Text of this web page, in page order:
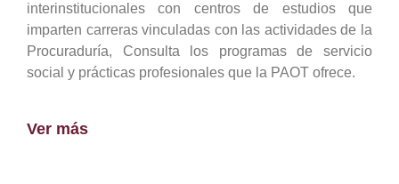
interinstitucionales con centros de estudios que
imparten carreras vinculadas con las actividades de la
Procuraduría, Consulta los programas de servicio
social y prácticas profesionales que la PAOT ofrece.
Ver más